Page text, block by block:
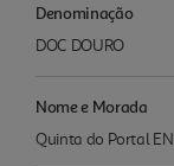
Denominação
DOC DOURO
Nome e Morada
Quinta do Portal